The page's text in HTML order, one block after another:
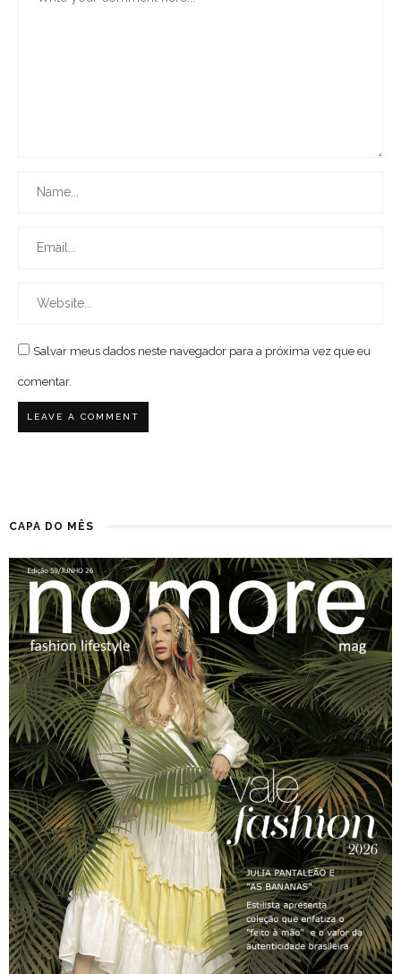
Salvar meus dados neste navegador para a próxima vez que eu
comentar.
CAPA DO MÊS